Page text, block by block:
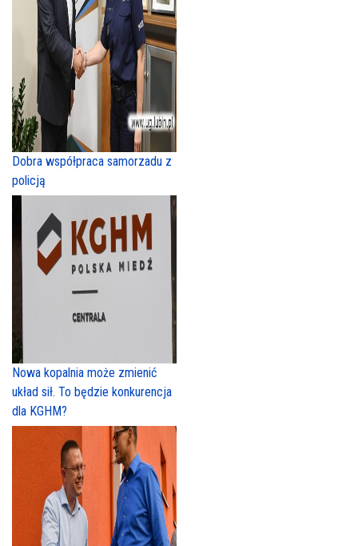
Dobra współpraca samorzadu z
policją
Nowa kopalnia może zmienić
układ sił. To będzie konkurencja
dla KGHM?